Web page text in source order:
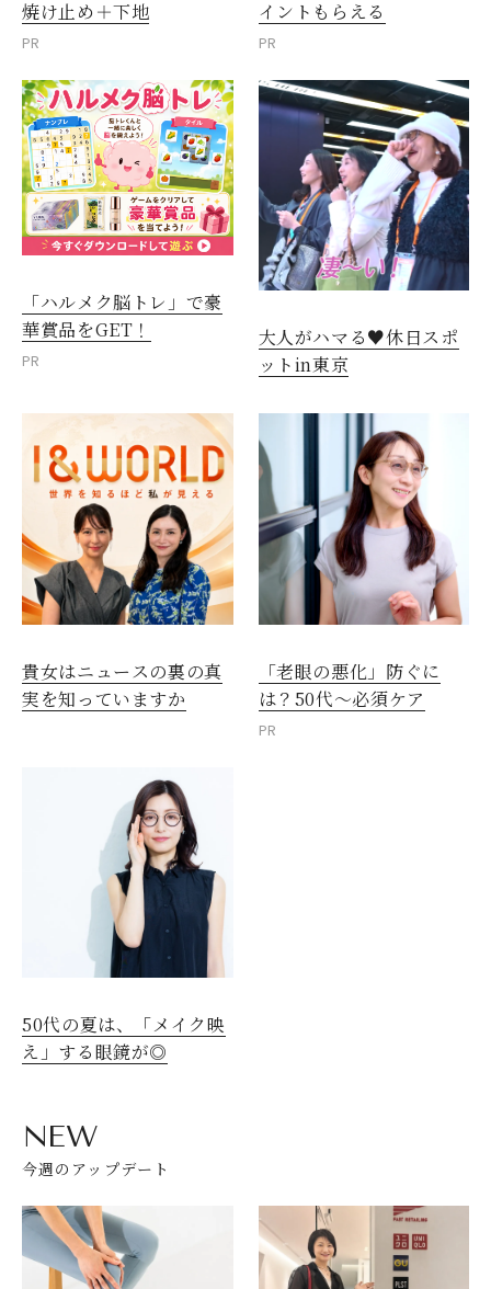
焼け止め＋下地
PR
イントもらえる
PR
「ハルメク脳トレ」で豪
華賞品をGET！
PR
大人がハマる♥休日スポ
ットin東京
貴女はニュースの裏の真
実を知っていますか
「老眼の悪化」防ぐに
は？50代～必須ケア
PR
50代の夏は、「メイク映
え」する眼鏡が◎
NEW
今週のアップデート
閉じる